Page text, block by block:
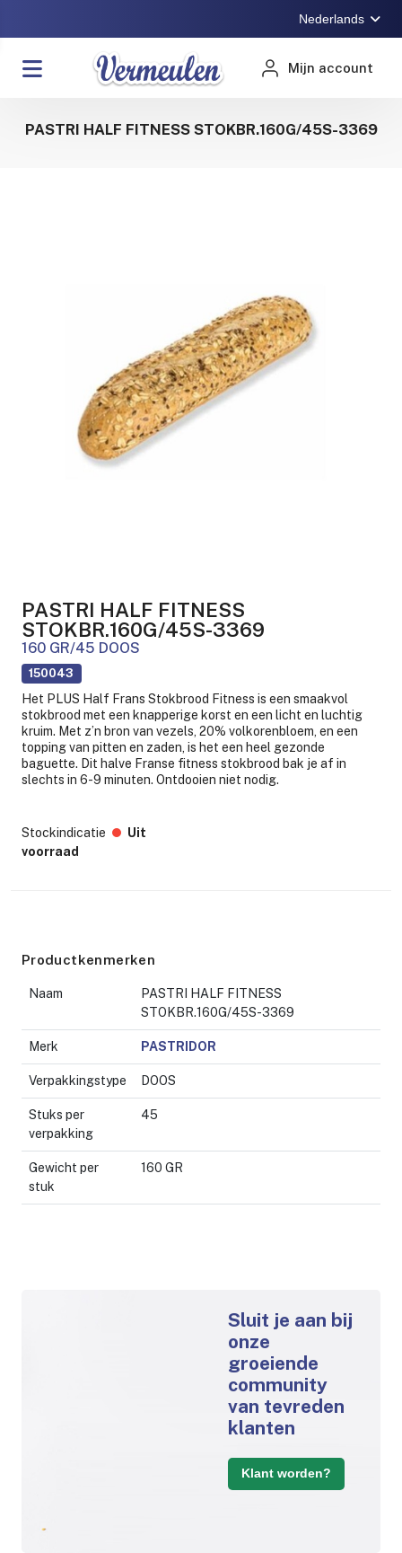
Nederlands
Mijn account
PASTRI HALF FITNESS STOKBR.160G/45S-3369
PASTRI HALF FITNESS
STOKBR.160G/45S-3369
160 GR/45 DOOS
150043
Het PLUS Half Frans Stokbrood Fitness is een smaakvol
stokbrood met een knapperige korst en een licht en luchtig
kruim. Met z’n bron van vezels, 20% volkorenbloem, en een
topping van pitten en zaden, is het een heel gezonde
baguette. Dit halve Franse fitness stokbrood bak je af in
slechts in 6-9 minuten. Ontdooien niet nodig.
Stockindicatie
Uit
voorraad
Productkenmerken
Naam
PASTRI HALF FITNESS
STOKBR.160G/45S-3369
Merk PASTRIDOR
Verpakkingstype DOOS
Stuks per
verpakking
45
Gewicht per
stuk
160 GR
Sluit je aan bij
onze
groeiende
community
van tevreden
klanten
Klant worden?